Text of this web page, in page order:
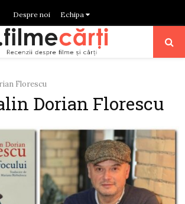
Despre noi Echipa
Florescu
Dorian Florescu